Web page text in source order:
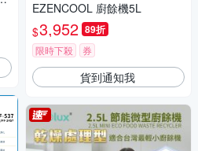
EZENCOOL 廚餘機5L
$3,952 89折
限時下殺 券
貨到通知我